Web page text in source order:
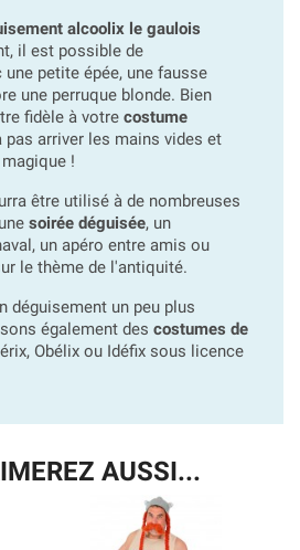
alcoolix le gaulois
il est possible de
petite épée, une fausse
une perruque blonde. Bien
fidèle à votre costume
pas arriver les mains vides et
!
être utilisé à de nombreuses
soirée déguisée, un
un apéro entre amis ou
le thème de l'antiquité.
déguisement un peu plus
également des costumes de
Obélix ou Idéfix sous licence
AUSSI...